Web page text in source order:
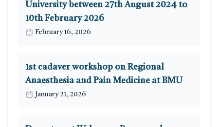
University between 27th August 2024 to
10th February 2026
February 16, 2026
1st cadaver workshop on Regional
Anaesthesia and Pain Medicine at BMU
January 21, 2026